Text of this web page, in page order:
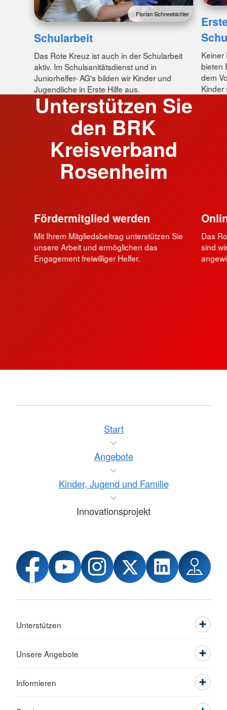
Florian Schneebichler
Schularbeit
Das Rote Kreuz ist auch in der Schularbeit
aktiv. Im Schulsanitätsdienst und in
Juniorhelfer- AG's bilden wir Kinder und
Jugendliche in Erste Hilfe aus.
Keiner
bieten
dem
Kinder
Unterstützen Sie
den BRK
Kreisverband
Rosenheim
Fördermitglied werden
Mit Ihrem Mitgliedsbeitrag unterstützen Sie
unsere Arbeit und ermöglichen das
Engagement freiwilliger Helfer.
Das
sind
Start
Angebote
Kinder, Jugend und Familie
Innovationsprojekt
Unterstützen
Unsere Angebote
Informieren